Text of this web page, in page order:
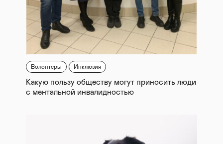
Волонтеры Инклюзия
Какую пользу обществу могут приносить люди
с ментальной инвалидностью